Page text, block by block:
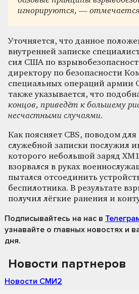
игнорируются, —
Уточняется, что данное
внутренней записке
сил США по
директору по безопасности
специальных операций армии
также указывается, что
концов, приведёт к большему
несчастными случаями.
Как поясняет CBS, поводом для
служебной записки послужил
которого небольшой заряд
взорвался в руках
пытался отсоединить
беспилотника. В результате
получил лёгкие ранения и
Подписывайтесь на нас в
узнавайте о главных новостях и
дня.
Новости партнеров
Новости СМИ2